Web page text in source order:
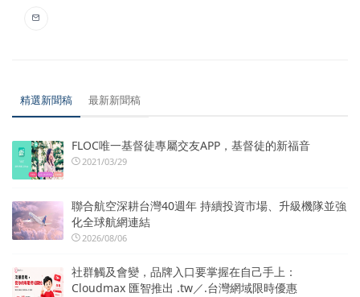
精選新聞稿 最新新聞稿
FLOC唯一基督徒專屬交友APP，基督徒的新福音
2021/03/29
聯合航空深耕台灣40週年 持續投資市場、升級機隊並強
化全球航網連結
2026/08/06
社群觸及會變，品牌入口要掌握在自己手上：
Cloudmax 匯智推出 .tw／.台灣網域限時優惠